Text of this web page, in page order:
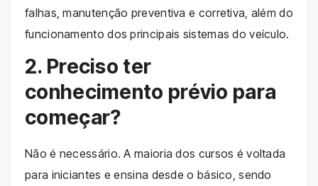
falhas, manutenção preventiva e corretiva, além do
funcionamento dos principais sistemas do veículo.
2. Preciso ter
conhecimento prévio para
começar?
Não é necessário. A maioria dos cursos é voltada
para iniciantes e ensina desde o básico, sendo